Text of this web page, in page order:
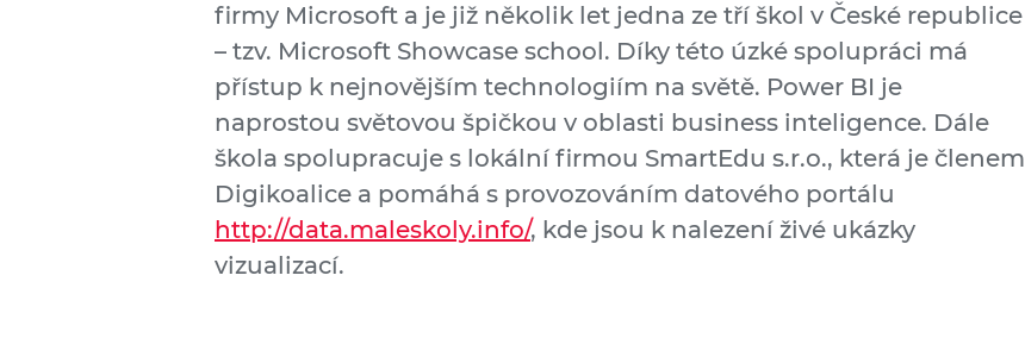
firmy Microsoft a je již několik let jedna ze tří škol v České republice
– tzv. Microsoft Showcase school. Díky této úzké spolupráci má
přístup k nejnovějším technologiím na světě. Power BI je
naprostou světovou špičkou v oblasti business inteligence. Dále
škola spolupracuje s lokální firmou SmartEdu s.r.o., která je členem
Digikoalice a pomáhá s provozováním datového portálu
http://data.maleskoly.info/, kde jsou k nalezení živé ukázky
vizualizací.